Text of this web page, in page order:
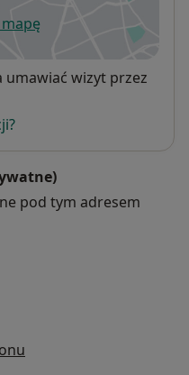
się w nowej karcie
umawiać wizyt przez
pod tym adresem